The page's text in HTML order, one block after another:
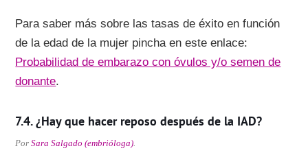
Para saber más sobre las tasas de éxito en función
de la edad de la mujer pincha en este enlace:
Probabilidad de embarazo con óvulos y/o semen de
donante.
¿Hay que hacer reposo después de la IAD?
PorSara Salgado (embrióloga).